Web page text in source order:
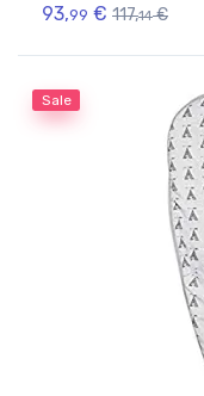
93,99 € 117,14 €
Sale